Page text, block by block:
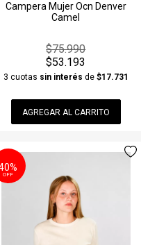
Campera Mujer Ocn Denver
Camel
$75.990
$53.193
3 cuotas sin interés de $17.731
AGREGAR AL CARRITO
OFF